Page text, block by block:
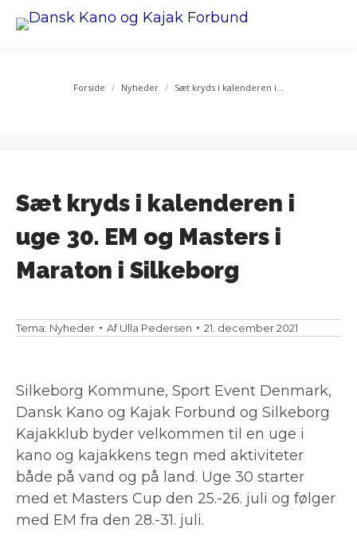
You are here:
Forside Nyheder Sæt kryds i kalenderen i…
Sæt kryds i kalenderen i
uge 30. EM og Masters i
Maraton i Silkeborg
Tema: Nyheder AfUlla Pedersen 21. december 2021
Silkeborg Kommune, Sport Event Denmark,
Dansk Kano og Kajak Forbund og Silkeborg
Kajakklub byder velkommen til en uge i
kano og kajakkens tegn med aktiviteter
både på vand og på land. Uge 30 starter
med et Masters Cup den 25.-26. juli og følger
med EM fra den 28.-31. juli.